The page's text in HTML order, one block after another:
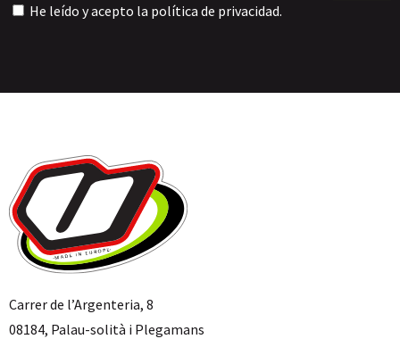
He leído y acepto la política de privacidad.
Carrer de l’Argenteria, 8
08184, Palau-solità i Plegamans